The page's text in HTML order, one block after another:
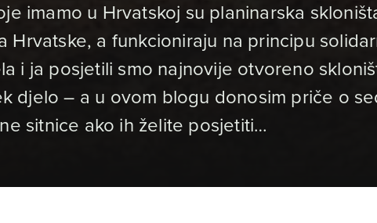
imamo u Hrvatskoj su planinarska
Hrvatske, a funkcioniraju na principu
i ja posjetili smo najnovije otvoreno
djelo – a u ovom blogu donosim priče o
sitnice ako ih želite posjetiti…